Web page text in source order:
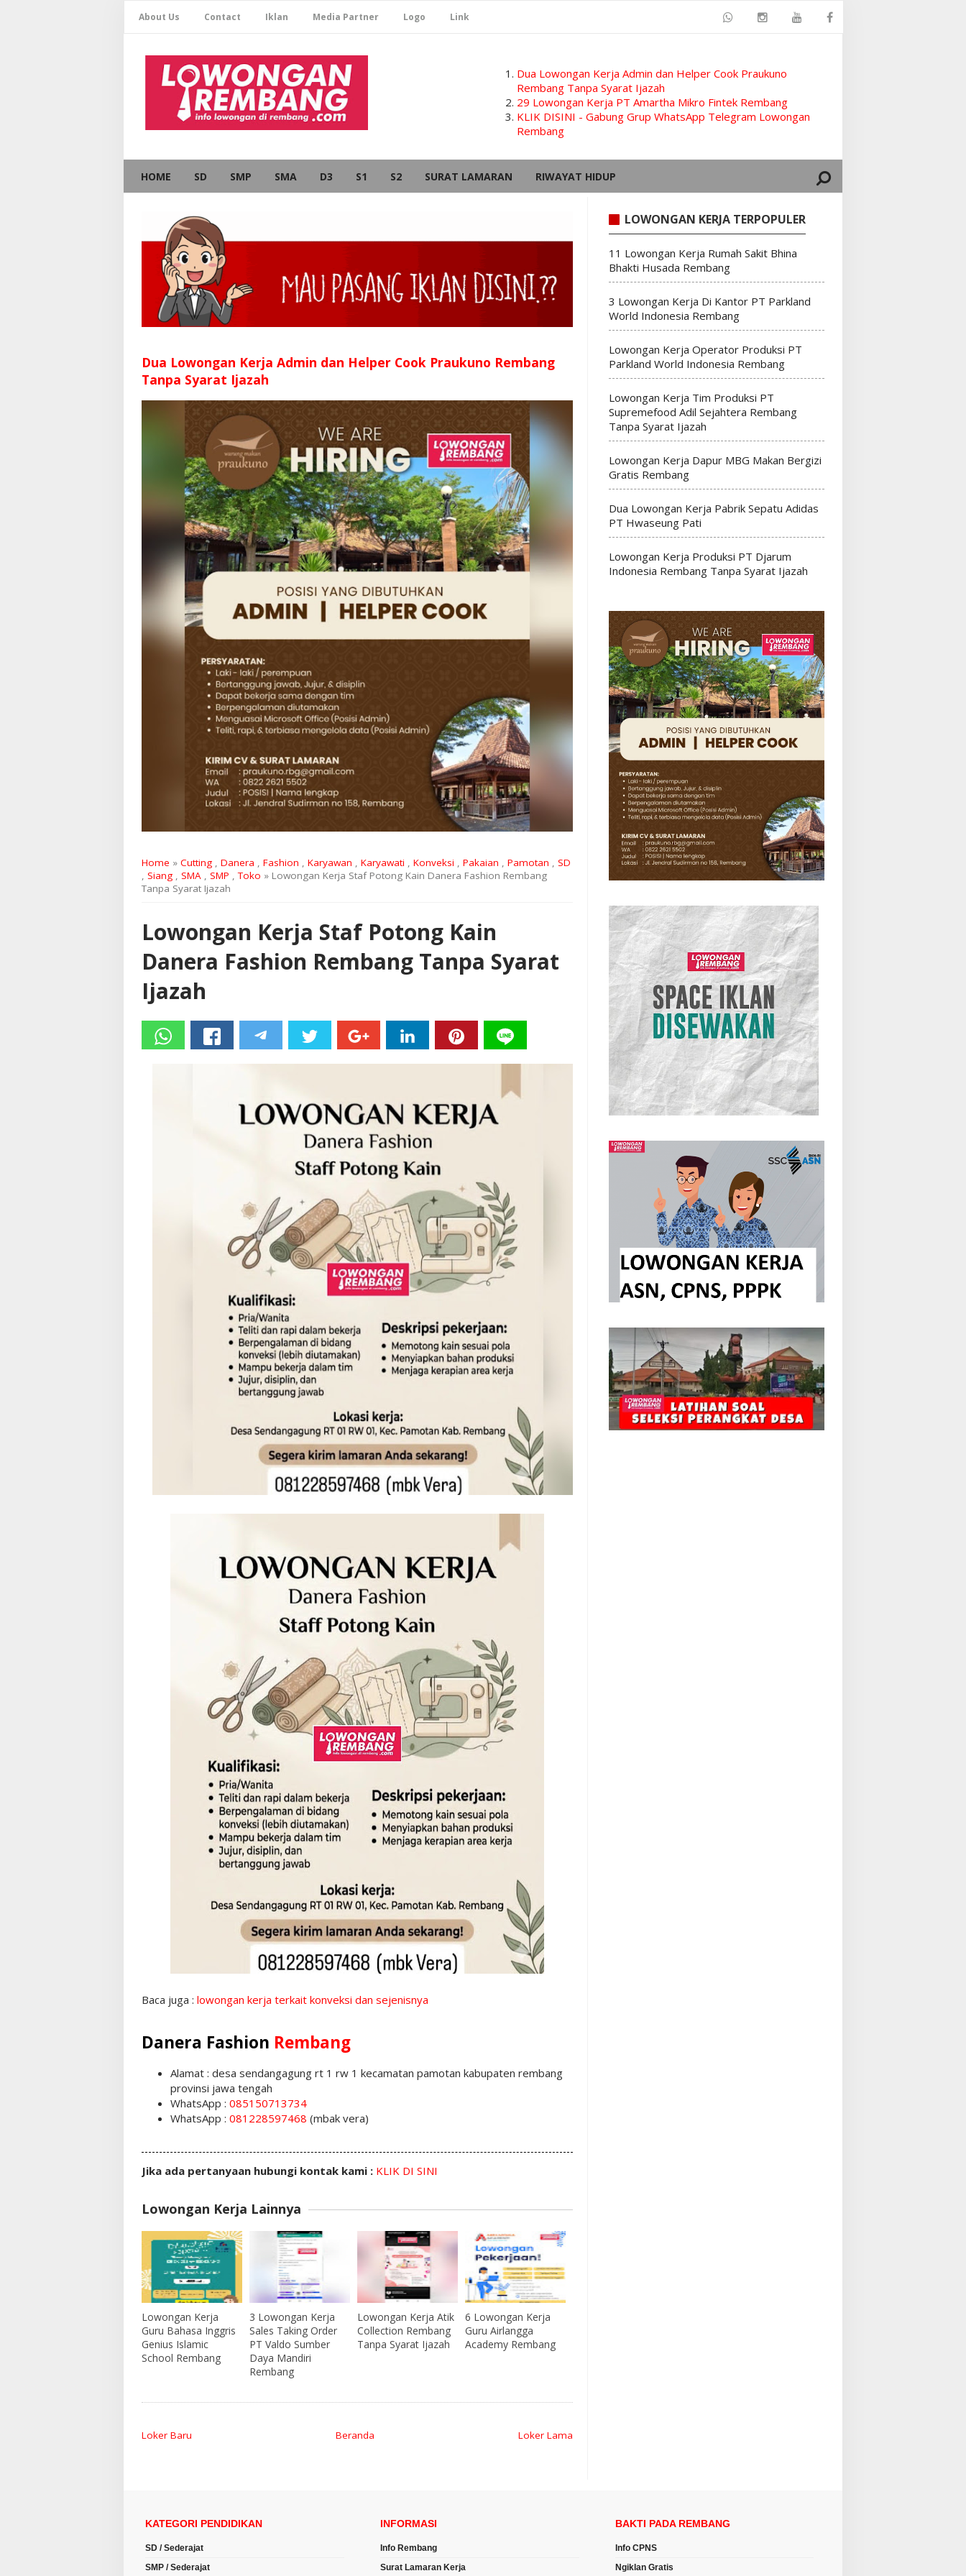
About Us Contact Iklan Media Partner Logo Link
Dua Lowongan Kerja Admin dan Helper Cook Praukuno
Rembang Tanpa Syarat Ijazah
29 Lowongan Kerja PT Amartha Mikro Fintek Rembang
KLIK DISINI - Gabung Grup WhatsApp Telegram Lowongan
Rembang
HOME SD SMP SMA D3 S1 S2 SURAT LAMARAN RIWAYAT HIDUP
Dua Lowongan Kerja Admin dan Helper Cook Praukuno Rembang
Tanpa Syarat Ijazah
Home » Cutting , Danera , Fashion , Karyawan , Karyawati , Konveksi , Pakaian , Pamotan , SD
, Siang , SMA , SMP ,Toko » Lowongan Kerja Staf Potong Kain Danera Fashion Rembang
Tanpa Syarat Ijazah
Lowongan Kerja Staf Potong Kain
Danera Fashion Rembang Tanpa Syarat
Ijazah
Baca juga : lowongan kerja terkait konveksi dan sejenisnya
Danera Fashion Rembang
Alamat : desa sendangagung rt 1 rw 1 kecamatan pamotan kabupaten rembang
provinsi jawa tengah
WhatsApp : 085150713734
WhatsApp : 081228597468 (mbak vera)
Jika ada pertanyaan hubungi kontak kami : KLIK DI SINI
Lowongan Kerja Lainnya
Lowongan Kerja
Guru Bahasa Inggris
Genius Islamic
School Rembang
3 Lowongan Kerja
Sales Taking Order
PT Valdo Sumber
Daya Mandiri
Rembang
Lowongan Kerja Atik
Collection Rembang
Tanpa Syarat Ijazah
6 Lowongan Kerja
Guru Airlangga
Academy Rembang
Loker Baru Loker Lama
Beranda
LOWONGAN KERJA TERPOPULER
11 Lowongan Kerja Rumah Sakit Bhina
Bhakti Husada Rembang
3 Lowongan Kerja Di Kantor PT Parkland
World Indonesia Rembang
Lowongan Kerja Operator Produksi PT
Parkland World Indonesia Rembang
Lowongan Kerja Tim Produksi PT
Supremefood Adil Sejahtera Rembang
Tanpa Syarat Ijazah
Lowongan Kerja Dapur MBG Makan Bergizi
Gratis Rembang
Dua Lowongan Kerja Pabrik Sepatu Adidas
PT Hwaseung Pati
Lowongan Kerja Produksi PT Djarum
Indonesia Rembang Tanpa Syarat Ijazah
KATEGORI PENDIDIKAN
SD / Sederajat
SMP / Sederajat
INFORMASI
Info Rembang
Surat Lamaran Kerja
BAKTI PADA REMBANG
Info CPNS
Ngiklan Gratis